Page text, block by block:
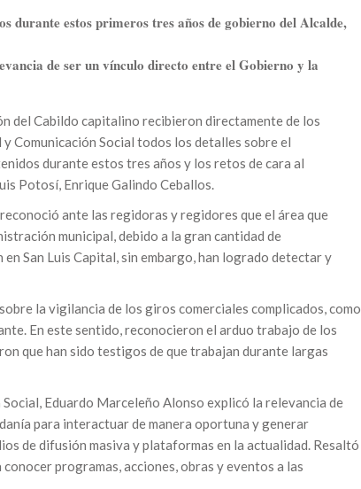
durante estos primeros tres años de gobierno del Alcalde,
de ser un vínculo directo entre el Gobierno y la
del Cabildo capitalino recibieron directamente de los
Comunicación Social todos los detalles sobre el
durante estos tres años y los retos de cara al
Potosí, Enrique Galindo Ceballos.
ante las regidoras y regidores que el área que
municipal, debido a la gran cantidad de
San Luis Capital, sin embargo, han logrado detectar y
la vigilancia de los giros comerciales complicados, como
En este sentido, reconocieron el arduo trabajo de los
que han sido testigos de que trabajan durante largas
Eduardo Marceleño Alonso explicó la relevancia de
para interactuar de manera oportuna y generar
de difusión masiva y plataformas en la actualidad. Resaltó
programas, acciones, obras y eventos a las